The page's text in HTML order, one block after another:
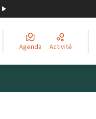
Agenda Activité